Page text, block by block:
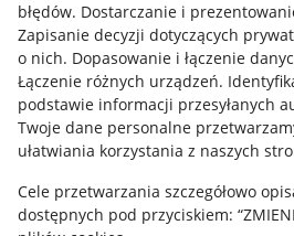
błędów. Dostarczanie i
Zapisanie decyzji dotyczących
o nich. Dopasowanie i łączenie
Łączenie różnych urządzeń.
podstawie informacji przesyłanych
Twoje dane personalne
ułatwiania korzystania z naszych
Cele przetwarzania szczegółowo
dostępnych pod przyciskiem:
Informacje prawne
Regulamin
Polityka plików "cookies"
Ustawienia plików "cookies"
Udostępnianie lokalizacji